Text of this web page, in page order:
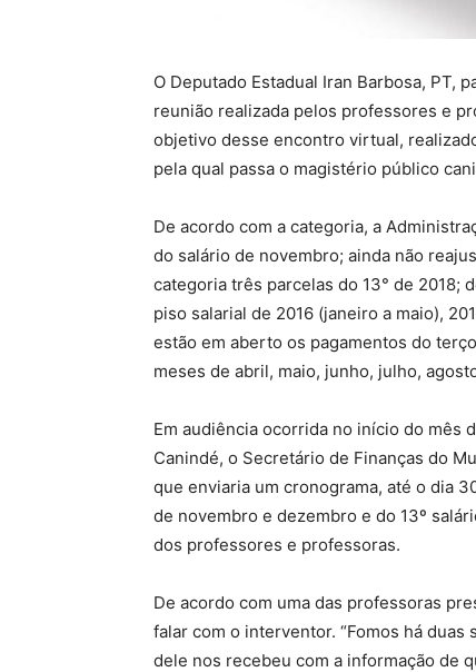
O Deputado Estadual Iran Barbosa, PT,
reunião realizada pelos professores e
objetivo desse encontro virtual,
pela qual passa o magistério público
De acordo com a categoria, a
do salário de novembro; ainda não
categoria três parcelas do 13° de 2018;
piso salarial de 2016 (janeiro a maio),
estão em aberto os pagamentos do
meses de abril, maio, junho, julho,
Em audiência ocorrida no início do mês
Canindé, o Secretário de Finanças do
que enviaria um cronograma, até o dia
de novembro e dezembro e do 13º
dos professores e professoras.
De acordo com uma das professoras
falar com o interventor. “Fomos há
dele nos recebeu com a informação de